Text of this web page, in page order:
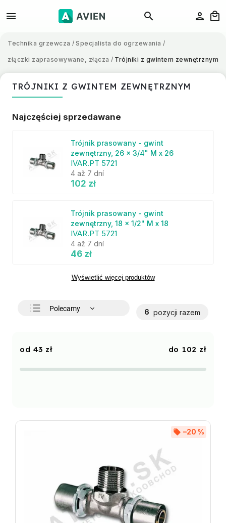
Technika grzewcza / Specjalista do ogrzewania /
złączki zaprasowywane, złącza / Trójniki z gwintem zewnętrznym
TRÓJNIKI Z GWINTEM ZEWNĘTRZNYM
Najczęściej sprzedawane
Trójnik prasowany - gwint
zewnętrzny, 26 x 3/4" M x 26
IVAR.PT 5721
4 až 7 dní
102 zł
Trójnik prasowany - gwint
zewnętrzny, 18 x 1/2" M x 18
IVAR.PT 5721
4 až 7 dní
46 zł
Wyświetlić więcej produktów
Polecamy
Alfabetycznie
6 pozycji razem
43 zł 102 zł
–20 %